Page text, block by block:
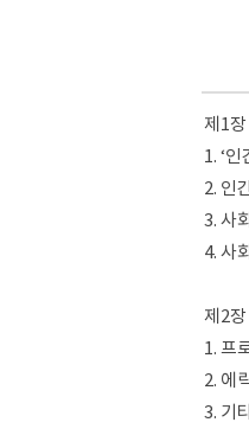
제1
1. ‘
2. 인
3. 사
4. 사
제2
1. 프
2. 에
3. 기